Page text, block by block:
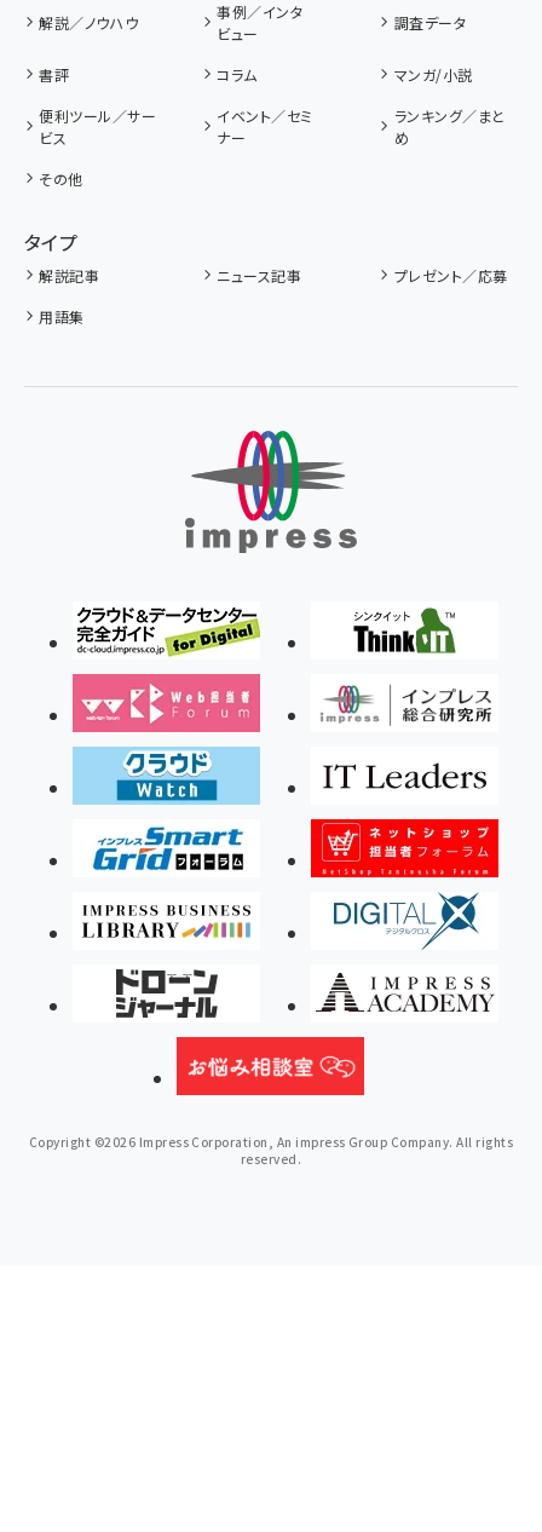
解説／ノウハウ
事例／インタ
ビュー
調査データ
書評 コラム
マンガ/小説
便利ツール／サー
ビス
イベント／セミ
ナー
ランキング／まと
め
その他
タイプ
解説記事 ニュース記事
プレゼント／応募
用語集
Copyright ©2026 Impress Corporation, An impress Group Company. All rights
reserved.